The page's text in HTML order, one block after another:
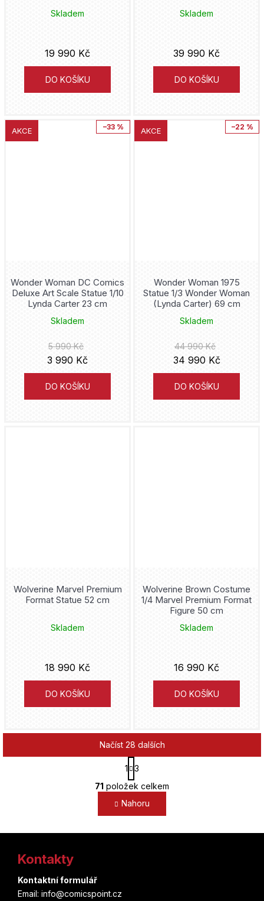
Skladem
19 990 Kč
DO KOŠÍKU
Skladem
39 990 Kč
DO KOŠÍKU
AKCE –33 %
Wonder Woman DC Comics
Deluxe Art Scale Statue 1/10
Lynda Carter 23 cm
Skladem
5 990 Kč
3 990 Kč
DO KOŠÍKU
AKCE –22 %
Wonder Woman 1975
Statue 1/3 Wonder Woman
(Lynda Carter) 69 cm
Skladem
44 990 Kč
34 990 Kč
DO KOŠÍKU
Wolverine Marvel Premium
Format Statue 52 cm
Skladem
18 990 Kč
DO KOŠÍKU
Wolverine Brown Costume
1/4 Marvel Premium Format
Figure 50 cm
Skladem
16 990 Kč
DO KOŠÍKU
O
v
l
á
d
Načíst 28 dalších
S
t
r
á
n
k
1
3
71 položek celkem
Nahoru
Kontakty
Kontaktní formulář
Email: info@comicspoint.cz